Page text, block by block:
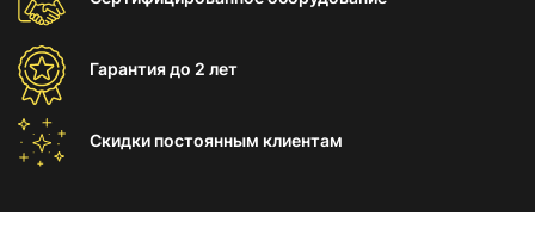
Гарантиядо 2 лет
Скидки постоянным клиентам